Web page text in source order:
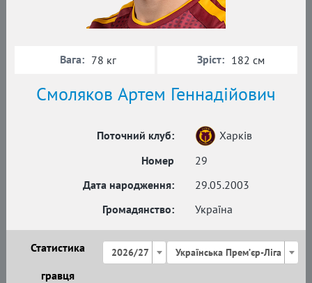
Смоляков Артем Геннадійович
Поточний клуб:
Харків
Номер
29
Дата народження:
29.05.2003
Громадянство:
Україна
Вага: 78 кг Зріст: 182 см
Статистика
гравця
2026/27 Українська Премʼєр-Ліга